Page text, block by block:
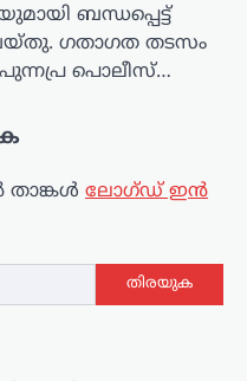
ബന്ധപ്പെട്ട്
ഗതാഗത തടസം
പൊലീസ്…
താങ്കൾ ലോഗ്ഡ് ഇൻ
തിരയുക